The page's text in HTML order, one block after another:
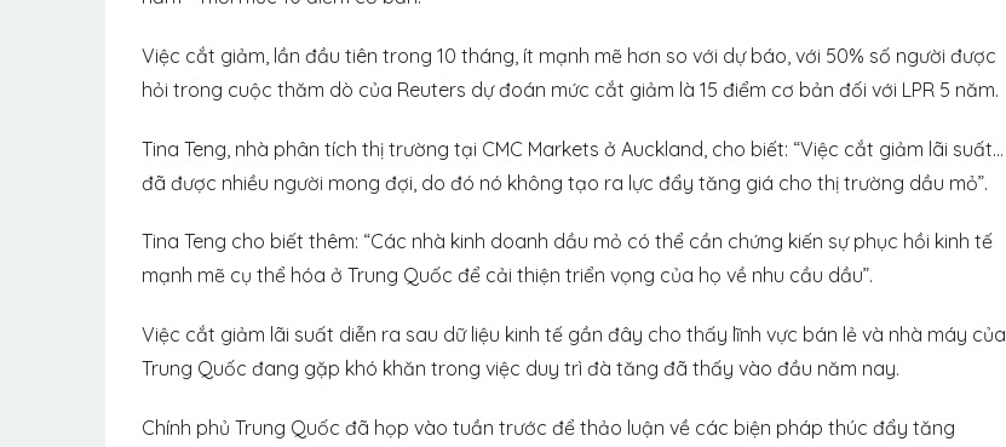
Việc cắt giảm, lần đầu tiên trong 10 tháng, ít mạnh mẽ hơn so với dự báo, với 50% số người được
hỏi trong cuộc thăm dò của Reuters dự đoán mức cắt giảm là 15 điểm cơ bản đối với LPR 5 năm.
Tina Teng, nhà phân tích thị trường tại CMC Markets ở Auckland, cho biết: “Việc cắt giảm lãi suất…
đã được nhiều người mong đợi, do đó nó không tạo ra lực đẩy tăng giá cho thị trường dầu mỏ”.
Tina Teng cho biết thêm: “Các nhà kinh doanh dầu mỏ có thể cần chứng kiến ​​sự phục hồi kinh tế
mạnh mẽ cụ thể hóa ở Trung Quốc để cải thiện triển vọng của họ về nhu cầu dầu”.
Việc cắt giảm lãi suất diễn ra sau dữ liệu kinh tế gần đây cho thấy lĩnh vực bán lẻ và nhà máy của
Trung Quốc đang gặp khó khăn trong việc duy trì đà tăng đã thấy vào đầu năm nay.
Chính phủ Trung Quốc đã họp vào tuần trước để thảo luận về các biện pháp thúc đẩy tăng